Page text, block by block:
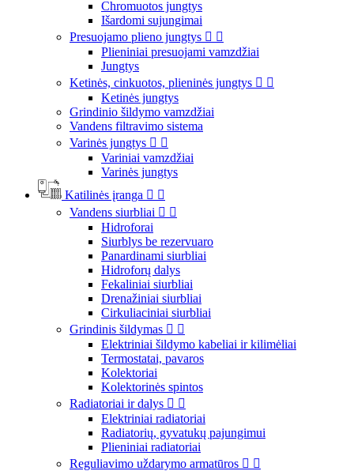
Chromuotos jungtys
Išardomi sujungimai
Presuojamo plieno jungtys  
Plieniniai presuojami vamzdžiai
Jungtys
Ketinės, cinkuotos, plieninės jungtys  
Ketinės jungtys
Grindinio šildymo vamzdžiai
Vandens filtravimo sistema
Varinės jungtys  
Variniai vamzdžiai
Varinės jungtys
Katilinės įranga  
Vandens siurbliai  
Hidroforai
Siurblys be rezervuaro
Panardinami siurbliai
Hidroforų dalys
Fekaliniai siurbliai
Drenažiniai siurbliai
Cirkuliaciniai siurbliai
Grindinis šildymas  
Elektriniai šildymo kabeliai ir kilimėliai
Termostatai, pavaros
Kolektoriai
Kolektorinės spintos
Radiatoriai ir dalys  
Elektriniai radiatoriai
Radiatorių, gyvatukų pajungimui
Plieniniai radiatoriai
Reguliavimo uždarymo armatūros  